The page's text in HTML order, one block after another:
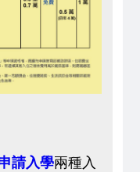
請入學兩種入